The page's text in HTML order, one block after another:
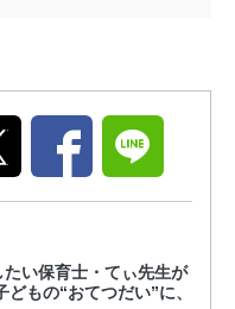
たい保育士・てぃ先生が
どもの“おてつだい”に、